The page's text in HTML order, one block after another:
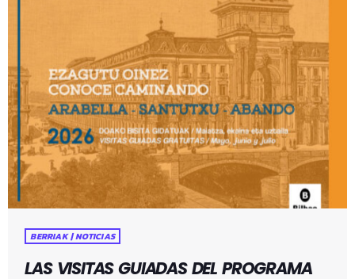
BERRIAK | NOTICIAS
LAS VISITAS GUIADAS DEL PROGRAMA